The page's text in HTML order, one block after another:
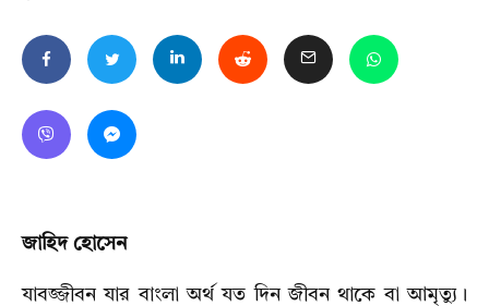
জাহিদ হোসেন
যাবজ্জীবন যার বাংলা অর্থ যত দিন জীবন থাকে বা আমৃত্যু।